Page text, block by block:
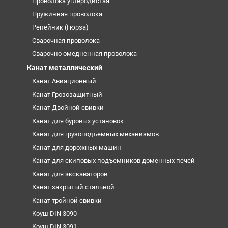
Пружинная проволока
Репейник (Гюрза)
Сварочная проволока
Сварочно омедненная проволока
Канат металлический
Канат Авиационный
Канат Грозозащитный
Канат Двойной свивки
Канат для буровых установок
Канат для грузоподъемных механизмов
Канат для дорожных машин
Канат для скиповых подъемников доменных печей
Канат для экскаваторов
Канат закрытый стальной
Канат тройной свивки
Коуш DIN 3090